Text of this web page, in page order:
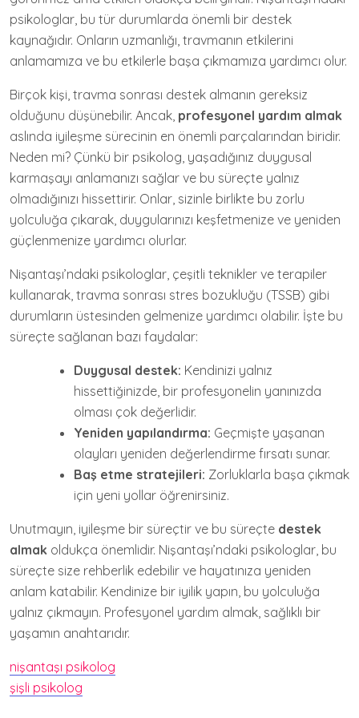
psikologlar, bu tür durumlarda önemli bir destek
kaynağıdır. Onların uzmanlığı, travmanın etkilerini
anlamamıza ve bu etkilerle başa çıkmamıza yardımcı olur.
Birçok kişi, travma sonrası destek almanın gereksiz
olduğunu düşünebilir. Ancak, profesyonel yardım almak
aslında iyileşme sürecinin en önemli parçalarından biridir.
Neden mi? Çünkü bir psikolog, yaşadığınız duygusal
karmaşayı anlamanızı sağlar ve bu süreçte yalnız
olmadığınızı hissettirir. Onlar, sizinle birlikte bu zorlu
yolculuğa çıkarak, duygularınızı keşfetmenize ve yeniden
güçlenmenize yardımcı olurlar.
Nişantaşı’ndaki psikologlar, çeşitli teknikler ve terapiler
kullanarak, travma sonrası stres bozukluğu (TSSB) gibi
durumların üstesinden gelmenize yardımcı olabilir. İşte bu
süreçte sağlanan bazı faydalar:
Duygusal destek: Kendinizi yalnız
hissettiğinizde, bir profesyonelin yanınızda
olması çok değerlidir.
Yeniden yapılandırma: Geçmişte yaşanan
olayları yeniden değerlendirme fırsatı sunar.
Baş etme stratejileri: Zorluklarla başa çıkmak
için yeni yollar öğrenirsiniz.
Unutmayın, iyileşme bir süreçtir ve bu süreçte destek
almak oldukça önemlidir. Nişantaşı’ndaki psikologlar, bu
süreçte size rehberlik edebilir ve hayatınıza yeniden
anlam katabilir. Kendinize bir iyilik yapın, bu yolculuğa
yalnız çıkmayın. Profesyonel yardım almak, sağlıklı bir
yaşamın anahtarıdır.
nişantaşı psikolog
şişli psikolog